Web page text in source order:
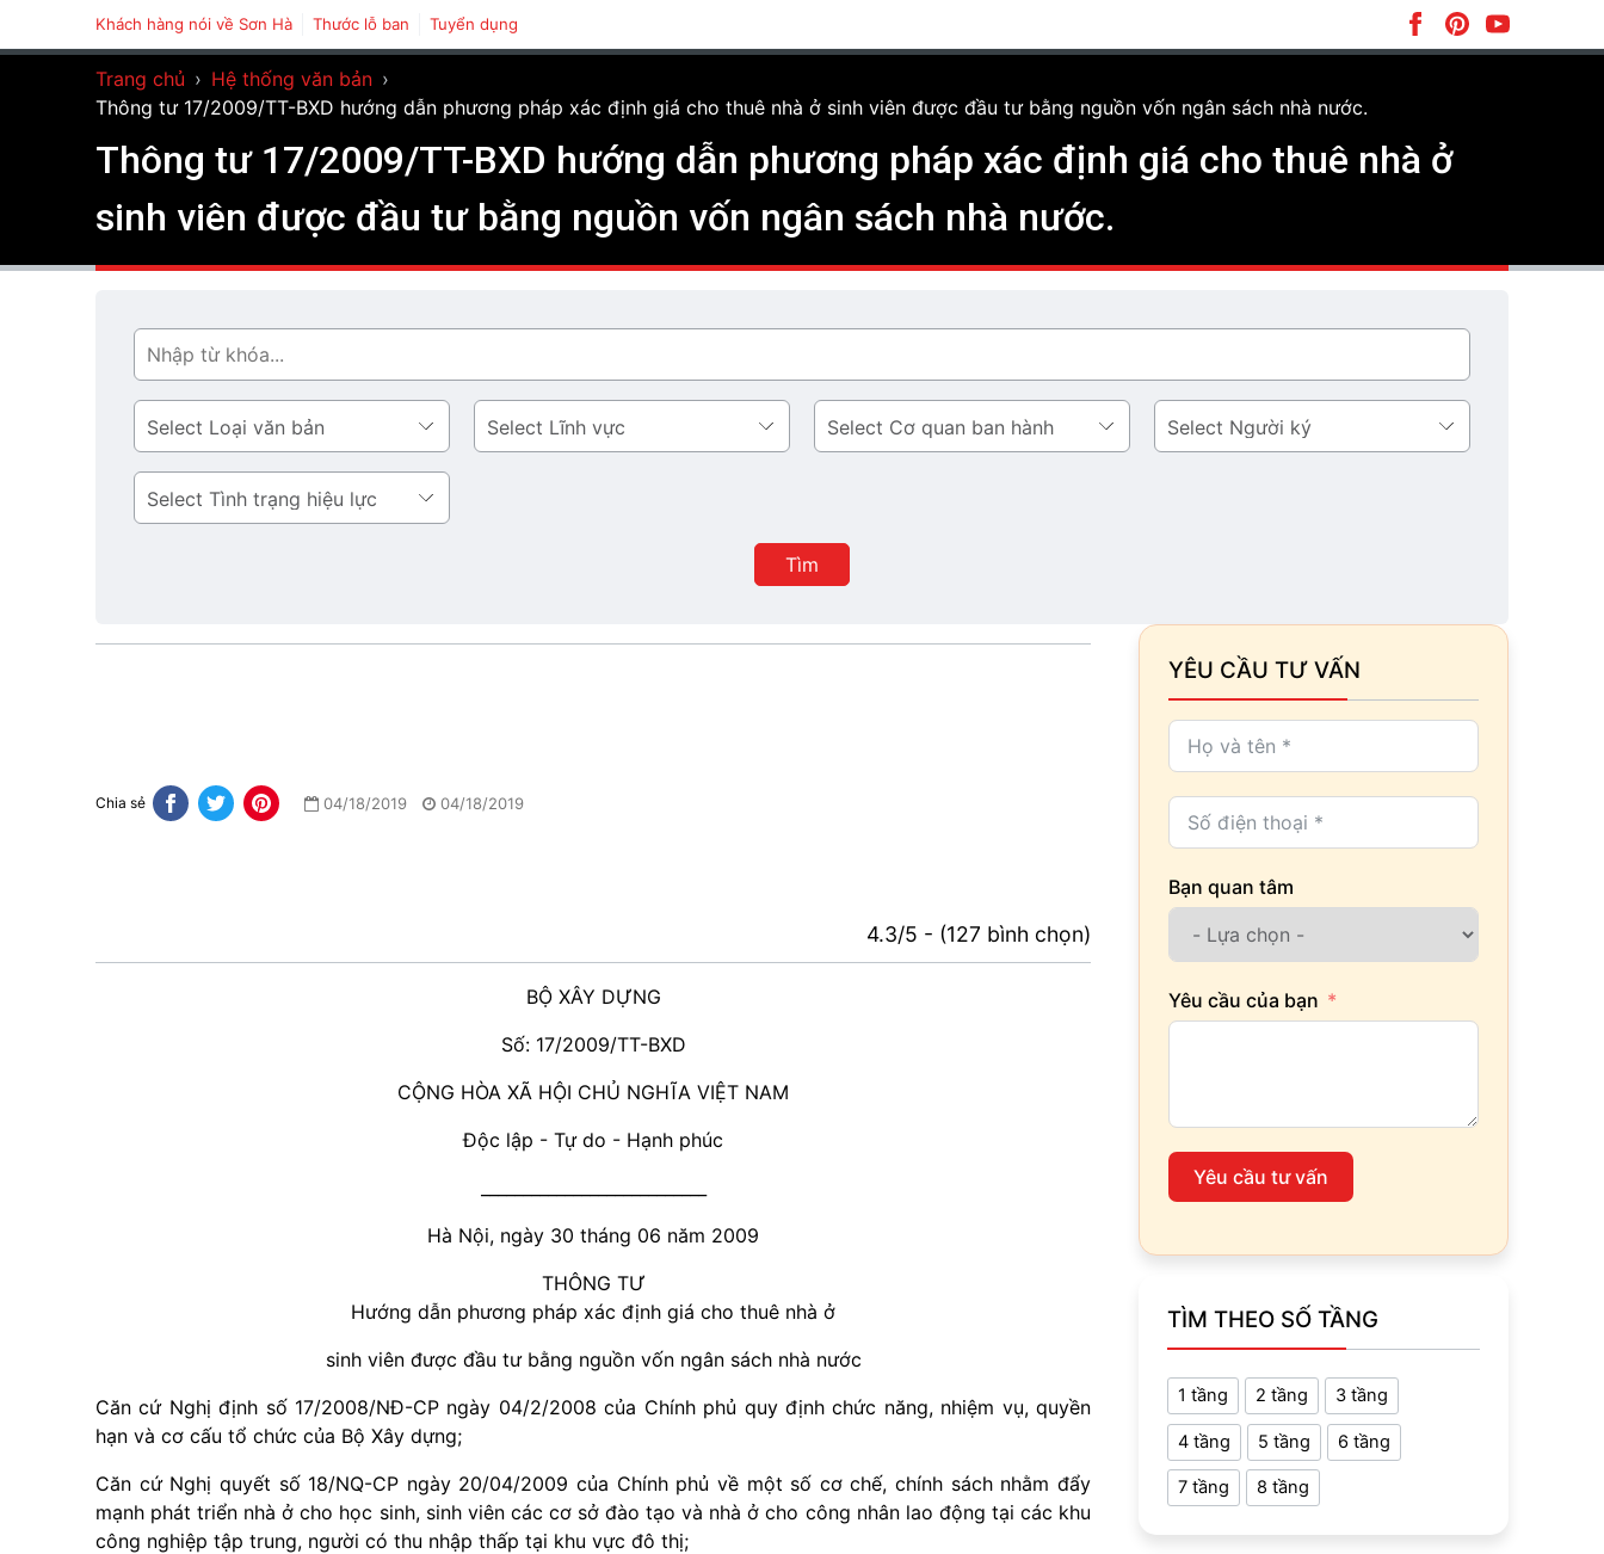
Khách hàng nói về Sơn Hà Thước lỗ ban Tuyển dụng
Trang chủ › Hệ thống văn bản ›
Thông tư 17/2009/TT-BXD hướng dẫn phương pháp xác định giá cho thuê nhà ở sinh viên được đầu tư bằng nguồn vốn ngân sách nhà nước.
Thông tư 17/2009/TT-BXD hướng dẫn phương pháp xác định giá cho thuê nhà ở
sinh viên được đầu tư bằng nguồn vốn ngân sách nhà nước.
Tìm
Loại
văn
bản
Lĩnh
vực
Cơ
quan
Người
ký
Tình
trạng
Tìm
Chia sẻ 04/18/2019 04/18/2019
4.3/5 - (127 bình chọn)
BỘ XÂY DỰNG
Số: 17/2009/TT-BXD
CỘNG HÒA XÃ HỘI CHỦ NGHĨA VIỆT NAM
Độc lập - Tự do - Hạnh phúc
Hà Nội, ngày 30 tháng 06 năm 2009
THÔNG TƯ
Hướng dẫn phương pháp xác định giá cho thuê nhà ở
sinh viên được đầu tư bằng nguồn vốn ngân sách nhà nước
Căn cứ Nghị định số 17/2008/NĐ-CP ngày 04/2/2008 của Chính phủ quy định chức năng, nhiệm vụ, quyền
hạn và cơ cấu tổ chức của Bộ Xây dựng;
Căn cứ Nghị quyết số 18/NQ-CP ngày 20/04/2009 của Chính phủ về một số cơ chế, chính sách nhằm đẩy
mạnh phát triển nhà ở cho học sinh, sinh viên các cơ sở đào tạo và nhà ở cho công nhân lao động tại các khu
công nghiệp tập trung, người có thu nhập thấp tại khu vực đô thị;
YÊU CẦU TƯ VẤN
Bạn quan tâm
Yêu cầu của bạn
Yêu cầu tư vấn
TÌM THEO SỐ TẦNG
1 tầng 2 tầng 3 tầng
4 tầng 5 tầng 6 tầng
7 tầng 8 tầng